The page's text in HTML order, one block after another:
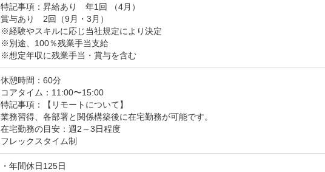
特記事項：昇給あり　年1回 （4月）
賞与あり　2回（9月・3月）
※経験やスキルに応じ当社規定により決定
※別途、100％残業手当支給
※想定年収に残業手当・賞与を含む
休憩時間：60分
コアタイム：11:00〜15:00
特記事項：【リモートについて】
業務習得、各部署と関係構築後に在宅勤務が可能です。
在宅勤務の目安：週2～3日程度
フレックスタイム制
・年間休日125日